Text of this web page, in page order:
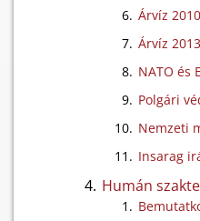
Árvíz 2010
Árvíz 2013
NATO és
Polgári
Nemzeti
Insarag
Humán